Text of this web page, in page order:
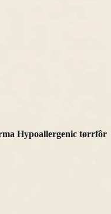
Hypoallergenic tørrfôr